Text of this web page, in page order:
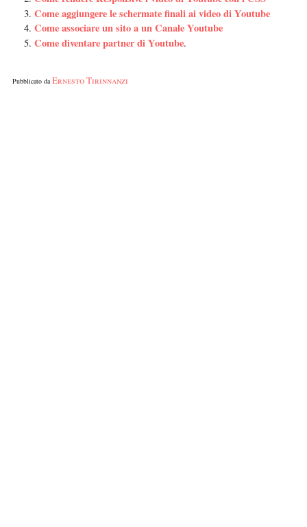
Come aggiungere le schermate finali ai video di Youtube
Come associare un sito a un Canale Youtube
Come diventare partner di Youtube.
Pubblicato daErnesto Tirinnanzi